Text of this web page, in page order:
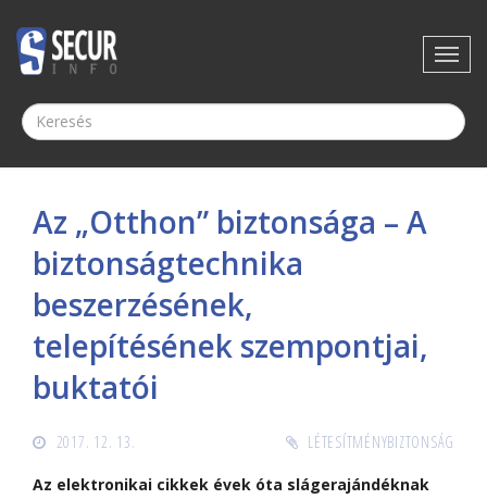
Az „Otthon” biztonsága – A
biztonságtechnika
beszerzésének,
telepítésének szempontjai,
buktatói
2017. 12. 13. LÉTESÍTMÉNYBIZTONSÁG
Az elektronikai cikkek évek óta slágerajándéknak